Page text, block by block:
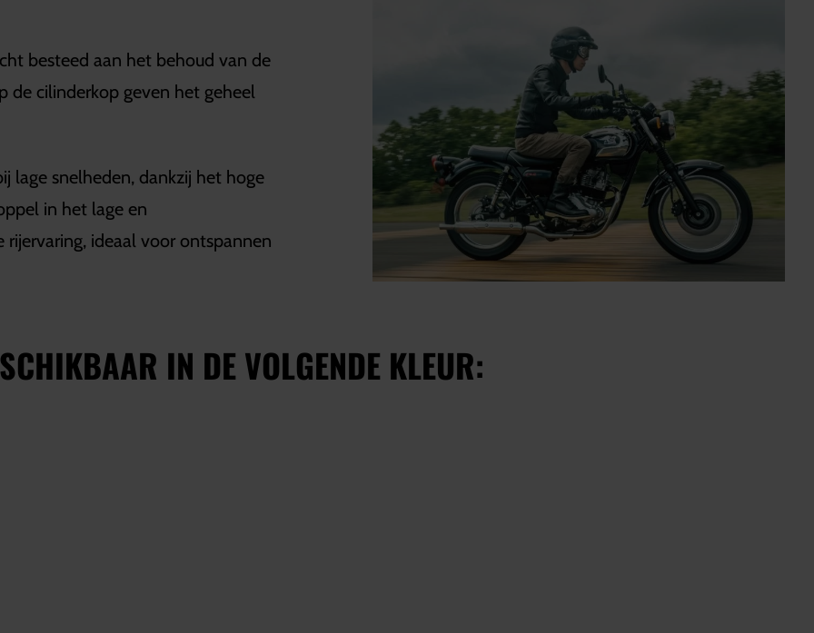
besteed aan het behoud van de
de cilinderkop geven het geheel
lage snelheden, dankzij het hoge
in het lage en
ideaal voor ontspannen
IN DE VOLGENDE KLEUR: